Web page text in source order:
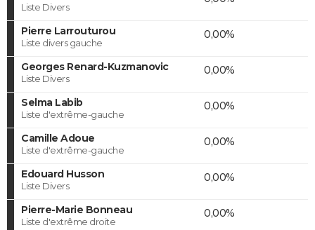
Liste Divers
Pierre Larrouturou
Liste divers gauche
0,00%
Georges Renard-Kuzmanovic
Liste Divers
0,00%
Selma Labib
Liste d'extrême-gauche
0,00%
Camille Adoue
Liste d'extrême-gauche
0,00%
Edouard Husson
Liste Divers
0,00%
Pierre-Marie Bonneau
Liste d'extrême droite
0,00%